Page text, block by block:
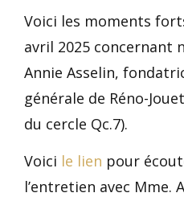
Voici les moments
avril 2025 concernant
Annie Asselin,
générale de Réno-
du cercle Qc.7).
Voici le lien pour
l’entretien avec Mme.